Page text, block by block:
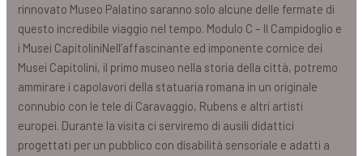
rinnovato Museo Palatino saranno solo alcune delle fermate di
questo incredibile viaggio nel tempo. Modulo C – Il Campidoglio e
i Musei CapitoliniNell’affascinante ed imponente cornice dei
Musei Capitolini, il primo museo nella storia della città, potremo
ammirare i capolavori della statuaria romana in un originale
connubio con le tele di Caravaggio, Rubens e altri artisti
europei. Durante la visita ci serviremo di ausili didattici
progettati per un pubblico con disabilità sensoriale e adatti a